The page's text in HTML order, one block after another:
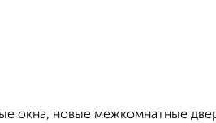
окна, новые межкомнатные